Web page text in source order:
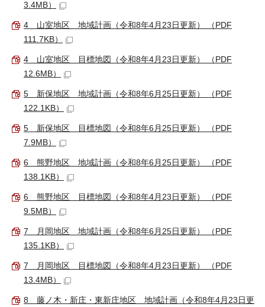
3.4MB）
4 山室地区 地域計画（令和8年4月23日更新） （PDF
111.7KB）
4 山室地区 目標地図（令和8年4月23日更新） （PDF
12.6MB）
5 新保地区 地域計画（令和8年6月25日更新） （PDF
122.1KB）
5 新保地区 目標地図（令和8年6月25日更新） （PDF
7.9MB）
6 熊野地区 地域計画（令和8年6月25日更新） （PDF
138.1KB）
6 熊野地区 目標地図（令和8年4月23日更新） （PDF
9.5MB）
7 月岡地区 地域計画（令和8年6月25日更新） （PDF
135.1KB）
7 月岡地区 目標地図（令和8年4月23日更新） （PDF
13.4MB）
8 藤ノ木・新庄・東新庄地区 地域計画（令和8年4月23日更